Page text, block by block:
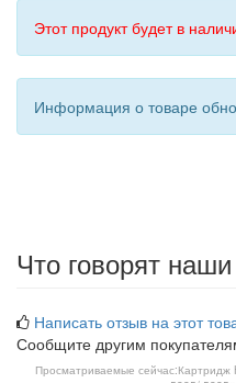
Этот продукт будет в
Информация о товаре
Что говорят
Написать отзыв на этот
Сообщите другим
Просматриваемые сейчас:Картридж